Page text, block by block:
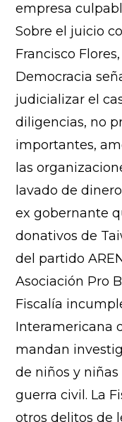
empresa
Sobre el juicio
Francisco
Democracia
judicializar el
diligencias, no
importantes,
las
lavado de
ex gobernante
donativos de
del partido
Asociación Pro
Fiscalía
Interamericana
mandan
de niños y
guerra civil. La
otros delitos de